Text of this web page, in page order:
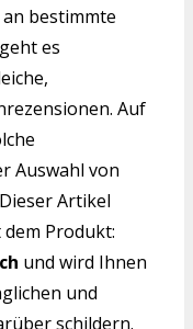
bestimmte
es
Auf
Auswahl von
Artikel
Produkt:
und wird Ihnen
und
schildern.